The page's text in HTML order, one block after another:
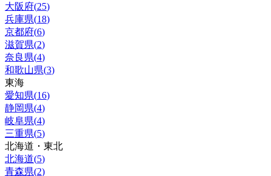
大阪府(25)
兵庫県(18)
京都府(6)
滋賀県(2)
奈良県(4)
和歌山県(3)
東海
愛知県(16)
静岡県(4)
岐阜県(4)
三重県(5)
北海道・東北
北海道(5)
青森県(2)